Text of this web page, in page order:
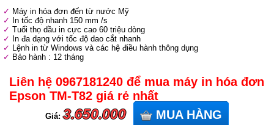
Máy in hóa đơn đến từ nước Mỹ
In tốc độ nhanh 150 mm /s
Tuổi thọ dầu in cực cao 60 triệu dòng
In đa dạng với tốc độ dao cắt nhanh
Lệnh in từ Windows và các hệ điều hành thông dụng
Bảo hành : 12 tháng
Liên hệ 0967181240 để mua máy in hóa đơn
Epson TM-T82 giá rẻ nhất
Giá:3.650.000 MUA HÀNG